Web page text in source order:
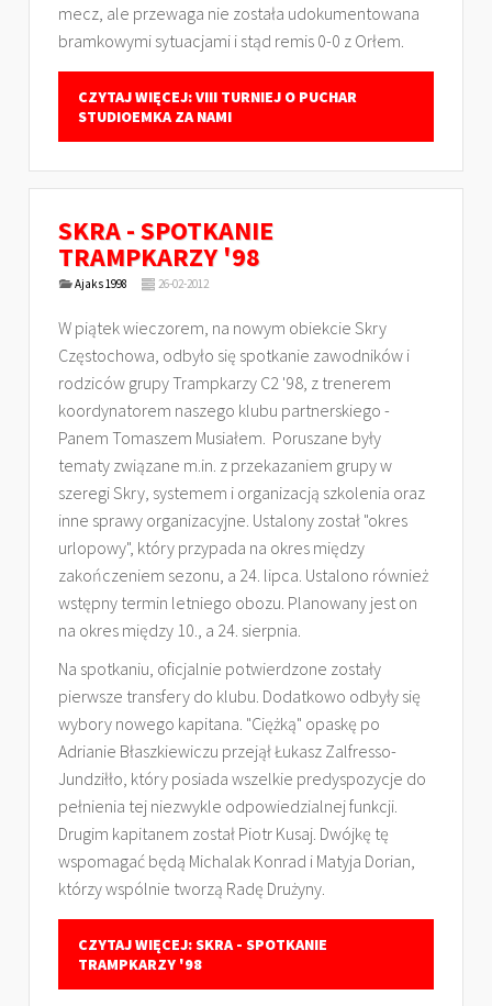
mecz, ale przewaga nie została udokumentowana
bramkowymi sytuacjami i stąd remis 0-0 z Orłem.
CZYTAJ WIĘCEJ: VIII TURNIEJ O PUCHAR
STUDIOEMKA ZA NAMI
SKRA - SPOTKANIE
TRAMPKARZY '98
Ajaks 1998 26-02-2012
W piątek wieczorem, na nowym obiekcie Skry
Częstochowa, odbyło się spotkanie zawodników i
rodziców grupy Trampkarzy C2 '98, z trenerem
koordynatorem naszego klubu partnerskiego -
Panem Tomaszem Musiałem. Poruszane były
tematy związane m.in. z przekazaniem grupy w
szeregi Skry, systemem i organizacją szkolenia oraz
inne sprawy organizacyjne. Ustalony został "okres
urlopowy", który przypada na okres między
zakończeniem sezonu, a 24. lipca. Ustalono również
wstępny termin letniego obozu. Planowany jest on
na okres między 10., a 24. sierpnia.
Na spotkaniu, oficjalnie potwierdzone zostały
pierwsze transfery do klubu. Dodatkowo odbyły się
wybory nowego kapitana. "Ciężką" opaskę po
Adrianie Błaszkiewiczu przejął Łukasz Zalfresso-
Jundziłło, który posiada wszelkie predyspozycje do
pełnienia tej niezwykle odpowiedzialnej funkcji.
Drugim kapitanem został Piotr Kusaj. Dwójkę tę
wspomagać będą Michalak Konrad i Matyja Dorian,
którzy wspólnie tworzą Radę Drużyny.
CZYTAJ WIĘCEJ: SKRA - SPOTKANIE
TRAMPKARZY '98